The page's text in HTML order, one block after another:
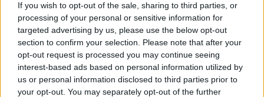
If you wish to opt-out of the sale, sharing to third parties, or
processing of your personal or sensitive information for
targeted advertising by us, please use the below opt-out
section to confirm your selection. Please note that after your
opt-out request is processed you may continue seeing
interest-based ads based on personal information utilized by
us or personal information disclosed to third parties prior to
your opt-out. You may separately opt-out of the further
FTSE4Good
Alpha Bank: Για πρώτη φορά το Αρχαίο Θέατρο Επιδαύρου άνοιξε τις
πύλες του σε όλους